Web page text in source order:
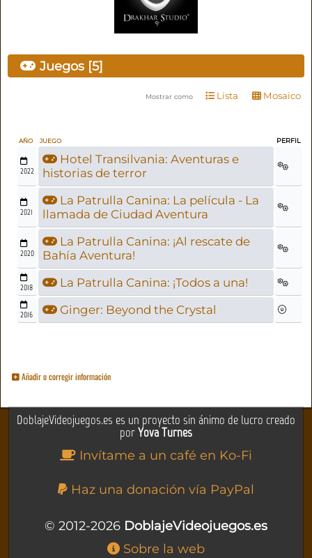
Juegos [5]
Mostrar como Lista Mosaico
AÑO JUEGO PERFIL
2022
Hotel Transilvania: Aventuras e
historias de terror
2021
La Patrulla Canina: La película - La
llamada de Ciudad Aventura
2020
La Patrulla Canina: ¡Al rescate de
Bahía Aventura!
2018 La Patrulla Canina: ¡Todos a una!
2016 Ginger: Beyond the Crystal
Añadir o corregir información
DoblajeVideojuegos.es es un proyecto sin ánimo de lucro creado
porYova Turnes
Invítame a un café en Ko-Fi
Haz una donación vía PayPal
© 2012-2026 DoblajeVideojuegos.es
Sobre la web